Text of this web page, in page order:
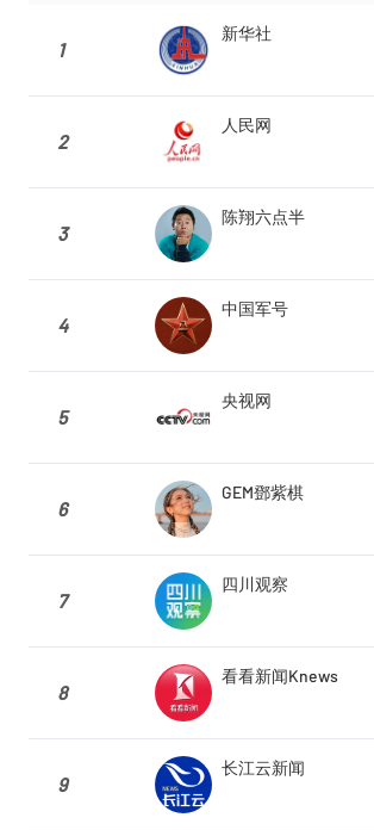
1
新华社
2
人民网
3
陈翔六点半
4
中国军号
5
央视网
6
GEM鄧紫棋
7
四川观察
8
看看新闻Knews
9
长江云新闻